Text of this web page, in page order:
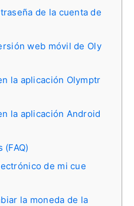
de la cuenta de
web móvil de Oly
la aplicación Olymptr
la aplicación Android
de mi cue
la moneda de la